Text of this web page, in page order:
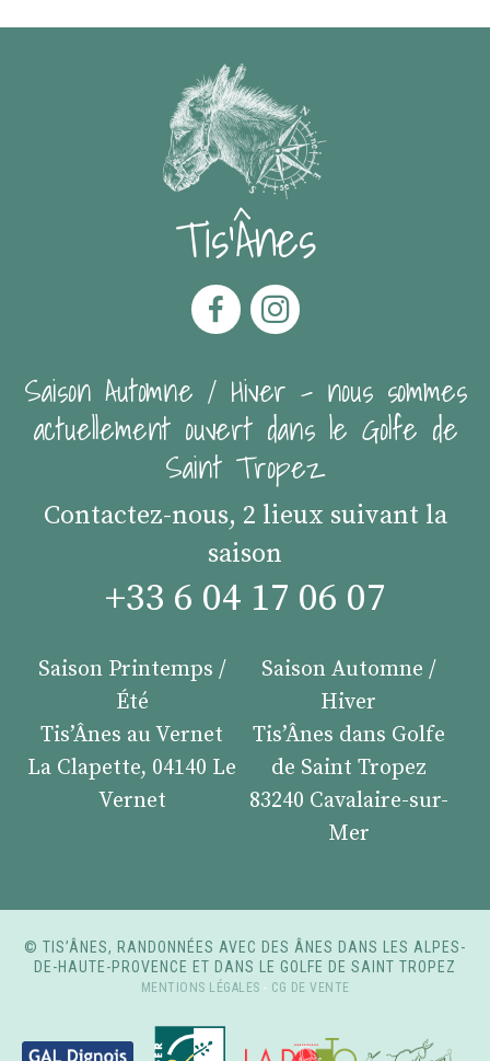
Tis'Ânes
Saison Automne / Hiver - nous sommes
actuellement ouvert dans le Golfe de
Saint Tropez
Contactez-nous, 2 lieux suivant la
saison
+33 6 04 17 06 07
Saison Printemps /
Été
Tis’Ânes au Vernet
La Clapette, 04140 Le
Vernet
Saison Automne /
Hiver
Tis’Ânes dans Golfe
de Saint Tropez
83240 Cavalaire-sur-
Mer
© TIS’ÂNES, RANDONNÉES AVEC DES ÂNES DANS LES ALPES-
DE-HAUTE-PROVENCE ET DANS LE GOLFE DE SAINT TROPEZ
MENTIONS LÉGALES - CG DE VENTE